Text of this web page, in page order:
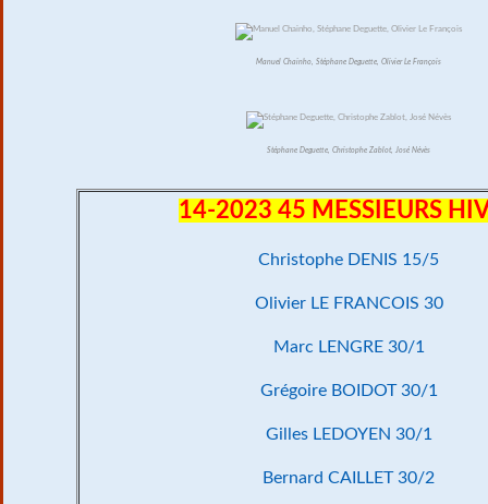
Manuel Chainho, Stéphane Deguette, Olivier Le François
Stéphane Deguette, Christophe Zablot, José Névès
14-2023 45 MESSIEURS
Christophe DENIS 15/5
Olivier LE FRANCOIS 30
Marc LENGRE 30/1
Grégoire BOIDOT 30/1
Gilles LEDOYEN 30/1
Bernard CAILLET 30/2